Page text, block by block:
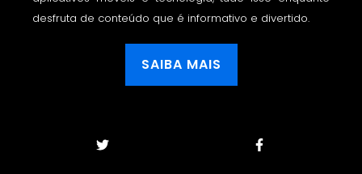
desfruta de conteúdo que é informativo e divertido.
SAIBA MAIS